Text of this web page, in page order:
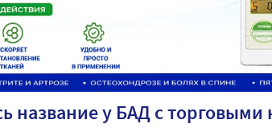
название у БАД с